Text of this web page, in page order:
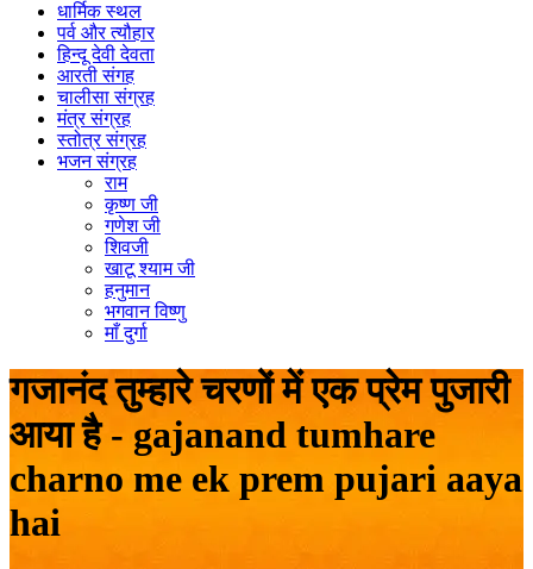
धार्मिक स्थल
पर्व और त्यौहार
हिन्दू देवी देवता
आरती संगह
चालीसा संग्रह
मंत्र संग्रह
स्तोत्र संग्रह
भजन संग्रह
राम
कृष्ण जी
गणेश जी
शिवजी
खाटू श्याम जी
हनुमान
भगवान विष्णु
माँ दुर्गा
गजानंद तुम्हारे चरणों में एक प्रेम पुजारी
आया है - gajanand tumhare
charno me ek prem pujari aaya
hai